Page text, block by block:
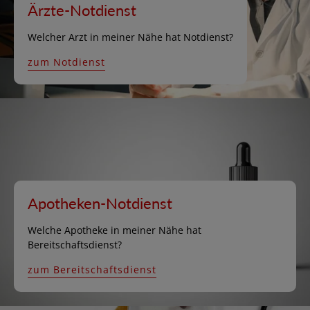
Ärzte-Notdienst
Welcher Arzt in meiner Nähe hat Notdienst?
zum Notdienst
Apotheken-Notdienst
Welche Apotheke in meiner Nähe hat
Bereitschaftsdienst?
zum Bereitschaftsdienst